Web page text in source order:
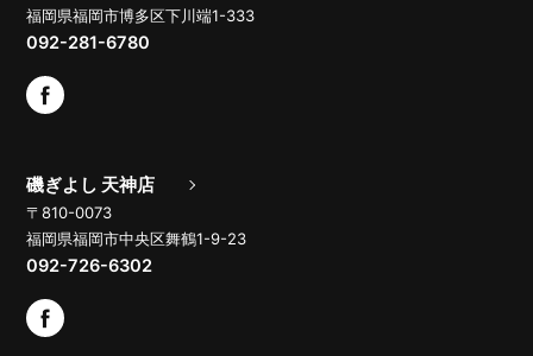
福岡県福岡市博多区下川端1-333
092-281-6780
磯ぎよし 天神店
〒810-0073
福岡県福岡市中央区舞鶴1-9-23
092-726-6302